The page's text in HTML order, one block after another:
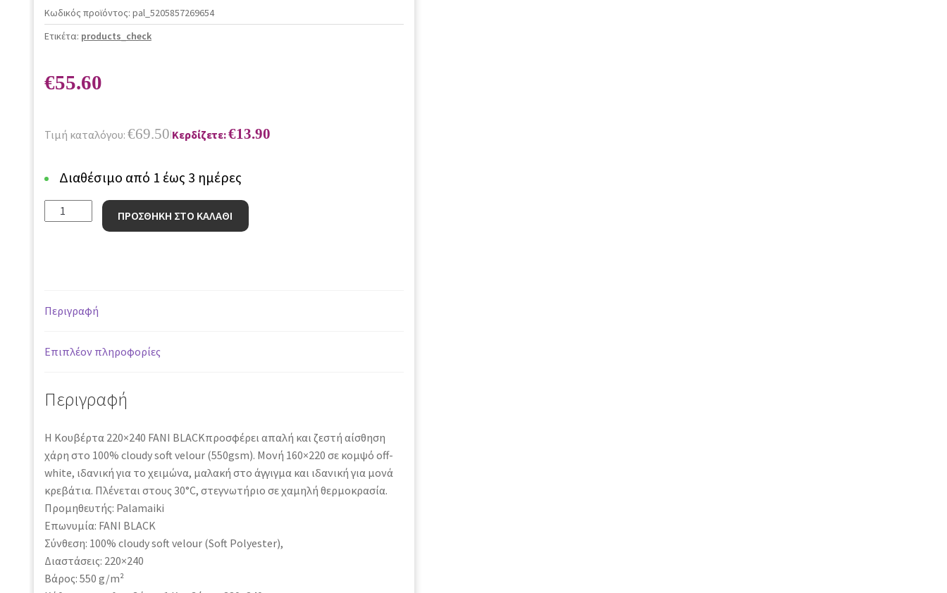
Κωδικός προϊόντος: pal_5205857269654
Ετικέτα: products_check
€55.60
Τιμή καταλόγου: €69.50|Κερδίζετε:€13.90
Διαθέσιμο από 1 έως 3 ημέρες
Κουβέρτα
220x240
ΠΡΟΣΘΗΚΗ ΣΤΟ ΚΑΛΑΘΙ
Περιγραφή
Επιπλέον πληροφορίες
Περιγραφή
Η Κουβέρτα 220×240 FANI BLACKπροσφέρει απαλή και ζεστή αίσθηση
χάρη στο 100% cloudy soft velour (550gsm). Μονή 160×220 σε κομψό off-
white, ιδανική για το χειμώνα, μαλακή στο άγγιγμα και ιδανική για μονά
κρεβάτια. Πλένεται στους 30°C, στεγνωτήριο σε χαμηλή θερμοκρασία.
Προμηθευτής: Palamaiki
Επωνυμία: FANI BLACK
Σύνθεση: 100% cloudy soft velour (Soft Polyester),
Διαστάσεις: 220×240
Βάρος: 550 g/m²